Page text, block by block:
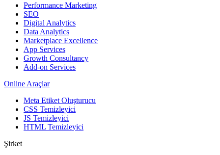
Performance Marketing
SEO
Digital Analytics
Data Analytics
Marketplace Excellence
App Services
Growth Consultancy
Add-on Services
Online Araçlar
Meta Etiket Oluşturucu
CSS Temizleyici
JS Temizleyici
HTML Temizleyici
Şirket